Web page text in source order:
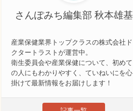
さんぽみち編集部 秋本雄基
産業保健業界トップクラスの株式会社ド
クタートラストが運営中。
衛生委員会や産業保健について、初めて
の人にもわかりやすく、ていねいにを心
掛けて最新情報をお届けします！